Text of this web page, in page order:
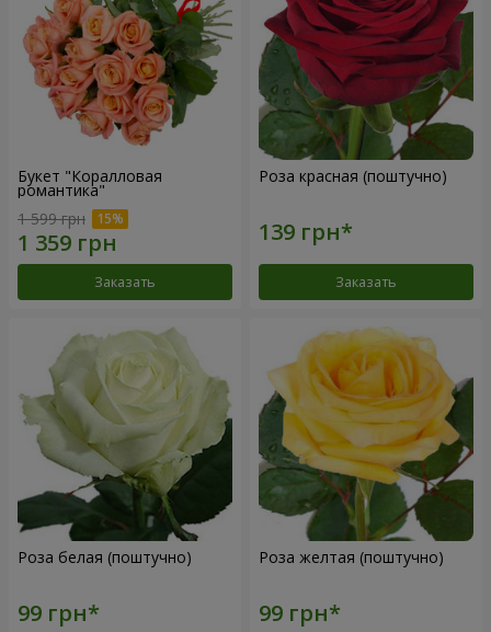
Букет "Коралловая
романтика"
1 599 грн
Заказать
Роза красная (поштучно)
Заказать
Роза белая (поштучно) Роза желтая (поштучно)